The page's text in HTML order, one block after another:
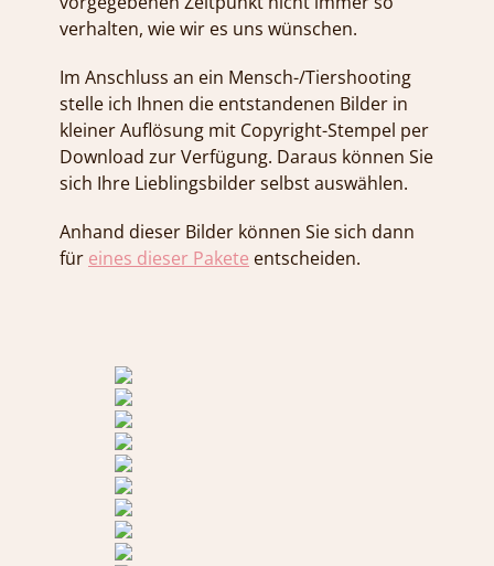
verhalten, wie wir es uns wünschen.
Im Anschluss an ein Mensch-/Tiershooting
stelle ich Ihnen die entstandenen Bilder in
kleiner Auflösung mit Copyright-Stempel per
Download zur Verfügung. Daraus können Sie
sich Ihre Lieblingsbilder selbst auswählen.
Anhand dieser Bilder können Sie sich dann
für eines dieser Pakete entscheiden.